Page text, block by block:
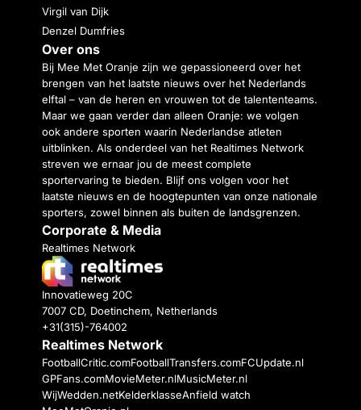
Virgil van Dijk
Denzel Dumfries
Over ons
Bij Mee Met Oranje zijn we gepassioneerd over het
brengen van het laatste nieuws over het Nederlands
elftal – van de heren en vrouwen tot de talententeams.
Maar we gaan verder dan alleen Oranje: we volgen
ook andere sporten waarin Nederlandse atleten
uitblinken. Als onderdeel van het Realtimes Network
streven we ernaar jou de meest complete
sportervaring te bieden. Blijf ons volgen voor het
laatste nieuws en de hoogtepunten van onze nationale
sporters, zowel binnen als buiten de landsgrenzen.
Corporate & Media
Realtimes Network
Innovatieweg 20C
7007 CD, Doetinchem, Netherlands
+31(315)-764002
Realtimes Network
FootballCritic.comFootballTransfers.comFCUpdate.nl
GPFans.comMovieMeter.nlMusicMeter.nl
WijWedden.netKelderklasseAnfield watch